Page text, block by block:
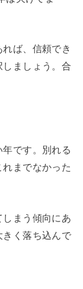
ば、信頼でき
ましょう。合
です。別れる
までなかった
まう傾向にあ
きく落ち込んで